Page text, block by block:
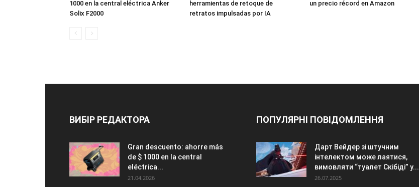
1000 en la central eléctrica Anker
Solix F2000
herramientas de retoque de
retratos impulsadas por IA
un precio récord en Amazon
ВИБІР РЕДАКТОРА
Gran descuento: ahorre más
de $ 1000 en la central
eléctrica...
21.04.2026
ПОПУЛЯРНІ ПОВІДОМЛЕННЯ
Дарт Вейдер зі штучним
інтелектом може лаятися,
вимовляти “туалет Скібіді” у...
26.07.2025